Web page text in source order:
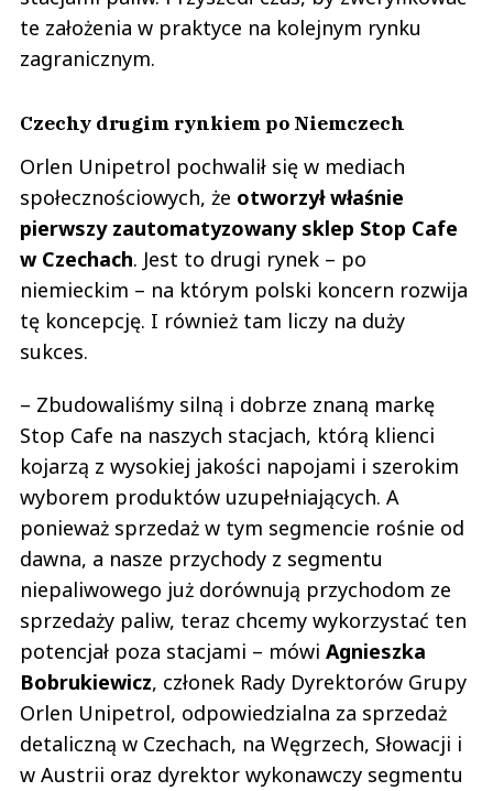
te założenia w praktyce na kolejnym rynku
zagranicznym.
Czechy drugim rynkiem po Niemczech
Orlen Unipetrol pochwalił się w mediach
społecznościowych, że otworzył właśnie
pierwszy zautomatyzowany sklep Stop Cafe
w Czechach. Jest to drugi rynek – po
niemieckim – na którym polski koncern rozwija
tę koncepcję. I również tam liczy na duży
sukces.
– Zbudowaliśmy silną i dobrze znaną markę
Stop Cafe na naszych stacjach, którą klienci
kojarzą z wysokiej jakości napojami i szerokim
wyborem produktów uzupełniających. A
ponieważ sprzedaż w tym segmencie rośnie od
dawna, a nasze przychody z segmentu
niepaliwowego już dorównują przychodom ze
sprzedaży paliw, teraz chcemy wykorzystać ten
potencjał poza stacjami – mówi Agnieszka
Bobrukiewicz, członek Rady Dyrektorów Grupy
Orlen Unipetrol, odpowiedzialna za sprzedaż
detaliczną w Czechach, na Węgrzech, Słowacji i
w Austrii oraz dyrektor wykonawczy segmentu